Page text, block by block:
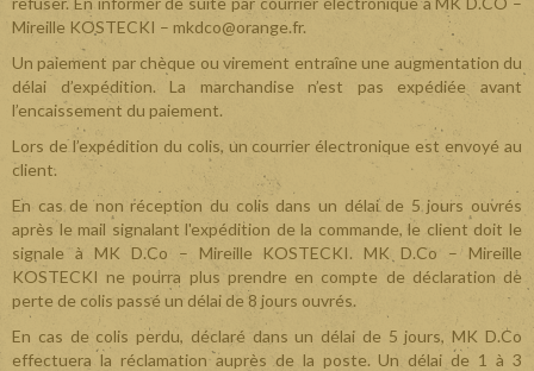
Mireille KOSTECKI – mkdco@orange.fr.
Un paiement par chèque ou virement entraîne une augmentation du
délai d’expédition. La marchandise n’est pas expédiée avant
l’encaissement du paiement.
Lors de l’expédition du colis, un courrier électronique est envoyé au
client.
En cas de non réception du colis dans un délai de 5 jours ouvrés
après le mail signalant l'expédition de la commande, le client doit le
signale à MK D.Co – Mireille KOSTECKI. MK D.Co – Mireille
KOSTECKI ne pourra plus prendre en compte de déclaration de
perte de colis passé un délai de 8 jours ouvrés.
En cas de colis perdu, déclaré dans un délai de 5 jours, MK D.Co
effectuera la réclamation auprès de la poste. Un délai de 1 à 3